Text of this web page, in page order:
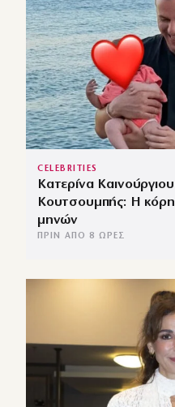
CELEBRITIES
Κατερίνα
Κουτσουμπής: Η κόρη
μηνών
ΠΡΙΝ ΑΠΌ 8 ΏΡΕΣ